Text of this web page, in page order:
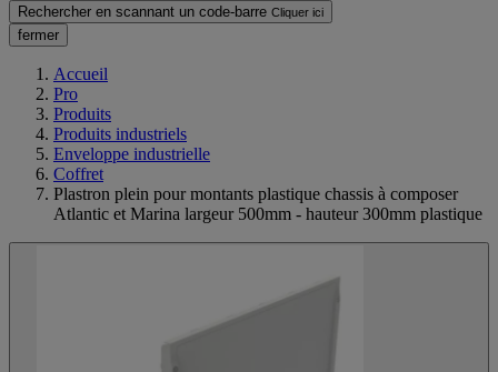
Rechercher en scannant un code-barre Cliquer ici
fermer
Accueil
Pro
Produits
Produits industriels
Enveloppe industrielle
Coffret
Plastron plein pour montants plastique chassis à composer
Atlantic et Marina largeur 500mm - hauteur 300mm plastique